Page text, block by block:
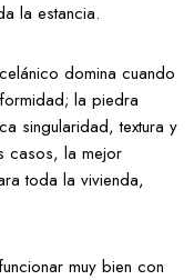
la estancia.
domina cuando
la piedra
singularidad, textura y
casos, la mejor
toda la vivienda,
muy bien con